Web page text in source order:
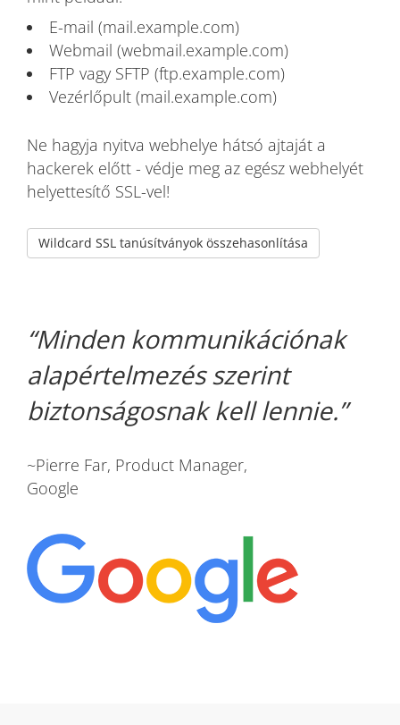
E-mail (mail.example.com)
Webmail (webmail.example.com)
FTP vagy SFTP (ftp.example.com)
Vezérlőpult (mail.example.com)
Ne hagyja nyitva webhelye hátsó ajtaját a
hackerek előtt - védje meg az egész webhelyét
helyettesítő SSL-vel!
Wildcard SSL tanúsítványok összehasonlítása
Minden kommunikációnak
alapértelmezés szerint
biztonságosnak kell lennie.
~Pierre Far, Product Manager,
Google